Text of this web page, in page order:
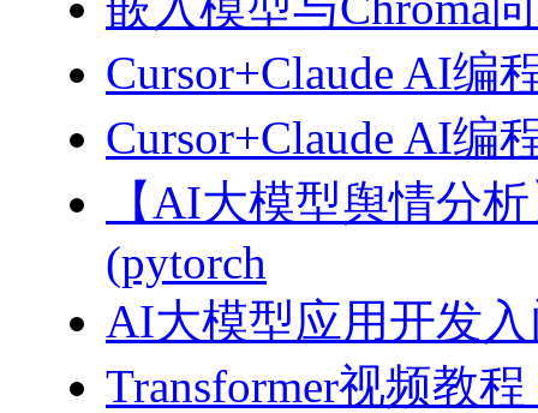
Cursor+Claude AI编
Cursor+Claude AI编
【AI大模型舆情分
(pytorch
AI大模型应用开发入
Transformer视频教